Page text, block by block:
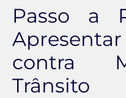
Passo a
contra
Trânsito